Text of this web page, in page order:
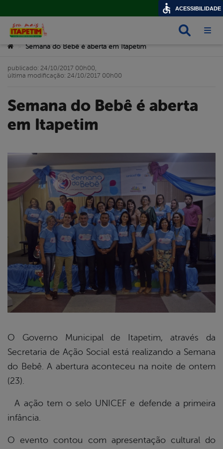
Você está aqui:
Semana do Bebê é aberta em Itapetim
Semana do Bebê é aberta
em Itapetim
publicado: 24/10/2017 00h00,
última modificação: 24/10/2017 00h00
O Governo Municipal de Itapetim, através da
Secretaria de Ação Social está realizando a Semana
do Bebê. A abertura aconteceu na noite de ontem
(23).
A ação tem o selo UNICEF e defende a primeira
infância.
O evento contou com apresentação cultural do
ACESSIBILIDADE